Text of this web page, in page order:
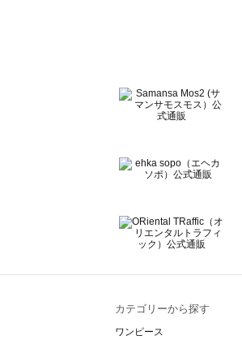
BETTY'S BLUE（べティーズ
Wpc.（ワールドパーティー）
カテゴリーから探す
ワンピース